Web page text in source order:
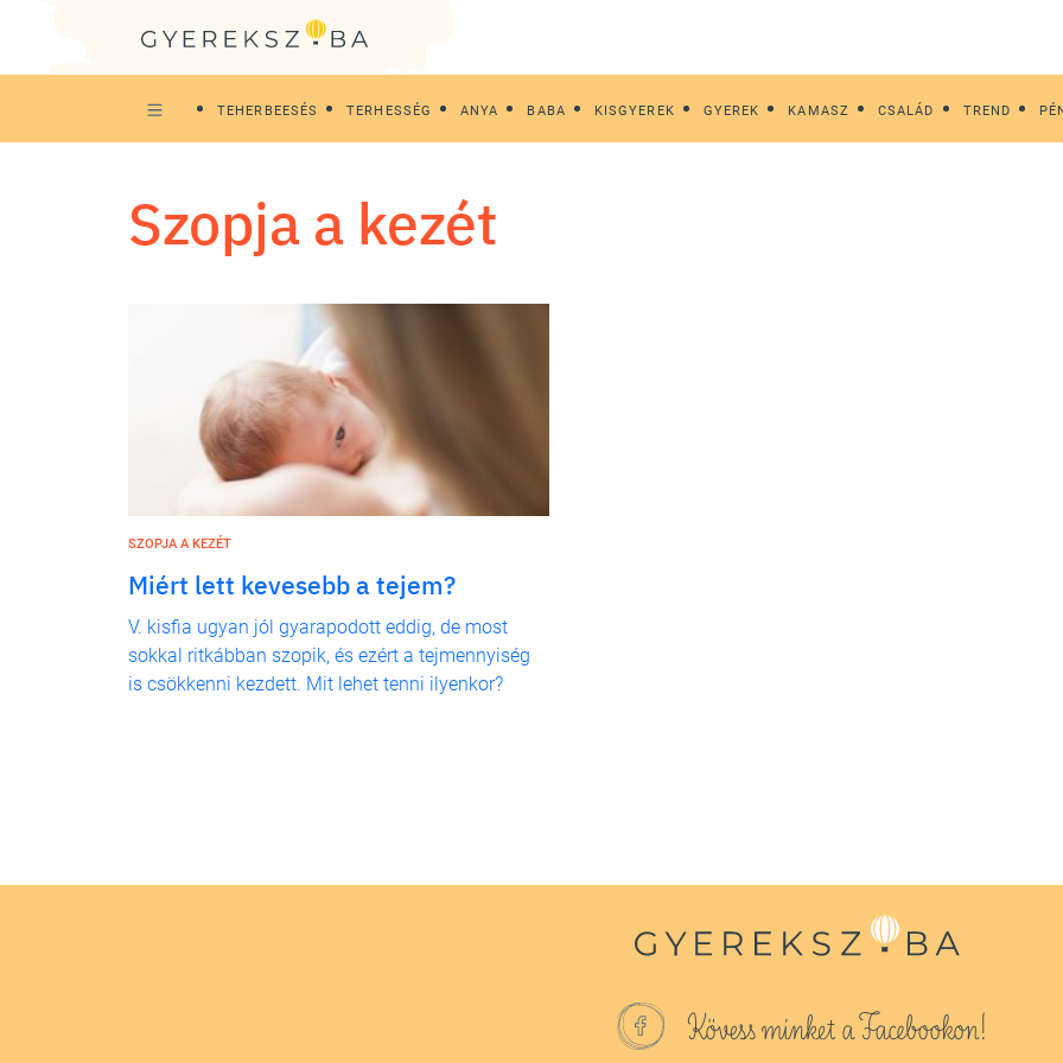
TEHERBEESÉS TERHESSÉG ANYA BABA KISGYEREK GYEREK KAMASZ CSALÁD TREND
szopja a kezét
SZOPJA A KEZÉT
Miért lett kevesebb a tejem?
V. kisfia ugyan jól gyarapodott eddig, de most
sokkal ritkábban szopik, és ezért a tejmennyiség
is csökkenni kezdett. Mit lehet tenni ilyenkor?
Kövess minket a Facebookon!